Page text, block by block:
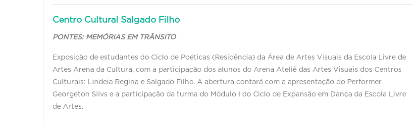
Centro Cultural Salgado Filho
PONTES: MEMÓRIAS EM TRÂNSITO
Exposição de estudantes do Ciclo de Poéticas (Residência) da Área de Artes Visuais da Escola Livre de
Artes Arena da Cultura, com a participação dos alunos do Arena Ateliê das Artes Visuais dos Centros
Culturais: Lindeia Regina e Salgado Filho. A abertura contará com a apresentação do Performer
Georgeton Silvs e a participação da turma do Módulo I do Ciclo de Expansão em Dança da Escola Livre
de Artes.